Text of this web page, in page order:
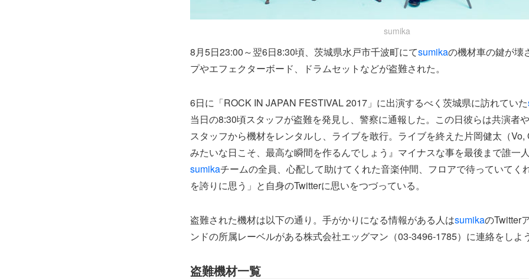
sumika
8月5日23:00～翌6日8:30頃、茨城県水戸市千波町にてsumikaの機材車の鍵が壊
プやエフェクターボード、ドラムセットなどが盗難された。
6日に「ROCK IN JAPAN FESTIVAL 2017」に出演するべく茨城県に訪れていた
当日の8:30頃スタッフが盗難を発見し、警察に通報した。この日彼らは共演者
スタッフから機材をレンタルし、ライブを敢行。ライブを終えた片岡健太（Vo,
みたいな日こそ、最高な瞬間を作るんでしょう』マイナスな事を最後まで誰一
sumikaチームの全員、心配して助けてくれた音楽仲間、フロアで待っていてく
を誇りに思う」と自身のTwitterに思いをつづっている。
盗難された機材は以下の通り。手がかりになる情報がある人はsumikaのTwitter
ンドの所属レーベルがある株式会社エッグマン（03-3496-1785）に連絡をしよう
盗難機材一覧